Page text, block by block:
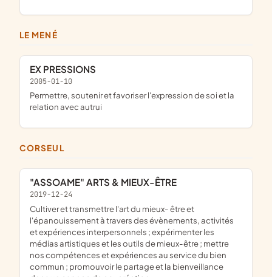
LE MENÉ
EX PRESSIONS
2005-01-10
permettre, soutenir et favoriser l'expression de soi et la
relation avec autrui
CORSEUL
"ASSOAME" ARTS & MIEUX-ÊTRE
2019-12-24
cultiver et transmettre l'art du mieux- être et
l'épanouissement à travers des évènements, activités
et expériences interpersonnels ; expérimenter les
médias artistiques et les outils de mieux-être ; mettre
nos compétences et expériences au service du bien
commun ; promouvoir le partage et la bienveillance